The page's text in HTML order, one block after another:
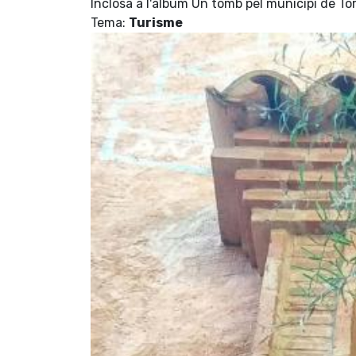
Inclosa a l'àlbum Un tomb pel municipi de
Tema: Turisme